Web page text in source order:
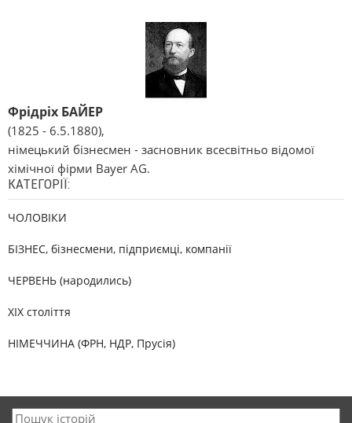
Фрідріх БАЙЕР
(1825 - 6.5.1880),
німецький бізнесмен - засновник всесвітньо відомої
хімічної фірми Bayer AG.
КАТЕГОРІЇ:
ЧОЛОВІКИ
БІЗНЕС, бізнесмени, підприємці, компанії
ЧЕРВЕНЬ (народились)
XIX століття
НІМЕЧЧИНА (ФРН, НДР, Прусія)